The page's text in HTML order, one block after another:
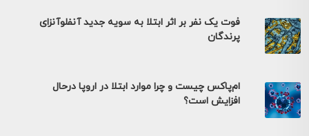
فوت یک نفر بر اثر ابتلا به سویه جدید آنفلوآنزای
پرندگان
ام‌پاکس چیست و چرا موارد ابتلا در اروپا درحال
افزایش است؟